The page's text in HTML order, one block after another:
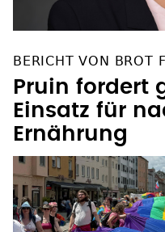
BERICHT VON BROT
Pruin fordert
Einsatz für
Ernährung